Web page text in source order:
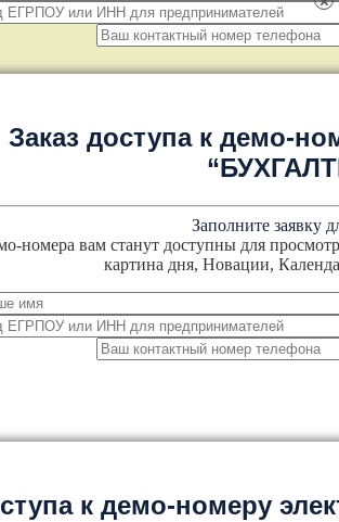
Заказ доступа к демо-
Заполните заявку
номера вам станут доступны для
картина дня, Новации,
к демо-номеру